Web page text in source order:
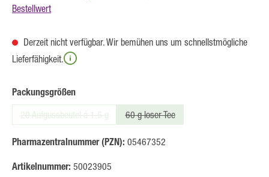
Bestellwert
Derzeit nicht verfügbar. Wir bemühen uns um schnellstmögliche
Lieferfähigkeit.
Packungsgrößenauswählen
20 Aufgussbeutel á 1,5 g
(Diese Option ist zurzeit nicht verfügbar.)
60 g loser Tee
(Diese Option ist zurzeit nicht
Pharmazentralnummer (PZN): 05467352
Artikelnummer: 50023905